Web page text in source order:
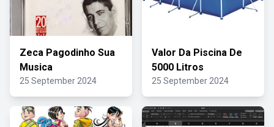
Zeca Pagodinho Sua
Musica
25 September 2024
Valor Da Piscina De
5000 Litros
25 September 2024